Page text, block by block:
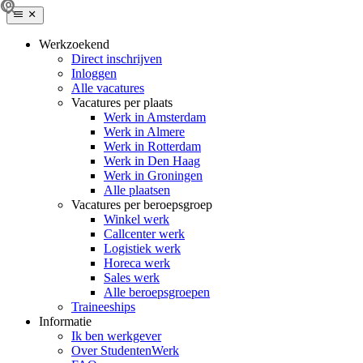
Werkzoekend
Direct inschrijven
Inloggen
Alle vacatures
Vacatures per plaats
Werk in Amsterdam
Werk in Almere
Werk in Rotterdam
Werk in Den Haag
Werk in Groningen
Alle plaatsen
Vacatures per beroepsgroep
Winkel werk
Callcenter werk
Logistiek werk
Horeca werk
Sales werk
Alle beroepsgroepen
Traineeships
Informatie
Ik ben werkgever
Over StudentenWerk